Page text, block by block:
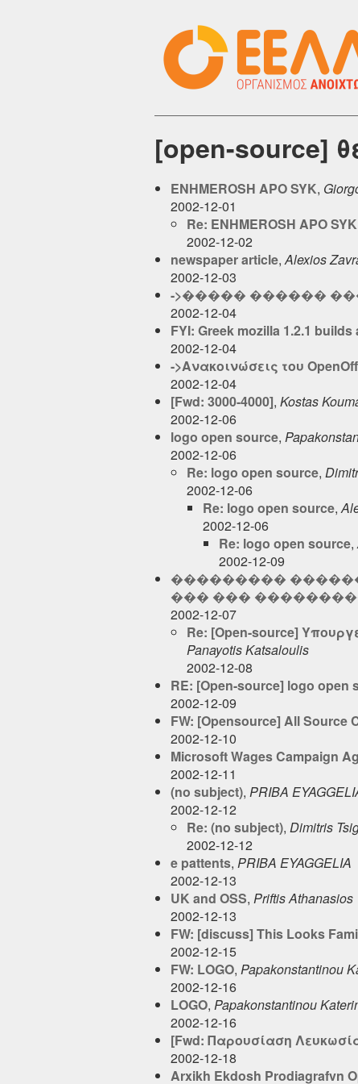
[open-source]
ENHMEROSH APO SYK,
2002-12-01
Re: ENHMEROSH APO SYK
2002-12-02
newspaper article,Alexios
2002-12-03
->����� ������
2002-12-04
FYI: Greek mozilla 1.2.1 builds
2002-12-04
->Aνακοινώσεις του
2002-12-04
[Fwd: 3000-4000], Kostas
2002-12-06
logo open source,
2002-12-06
Re: logo open source,
2002-12-06
Re: logo open source,
2002-12-06
Re: logo open source,
2002-12-09
���������
��� ���
2002-12-07
Re: [Open-source]
Panayotis Katsaloulis
2002-12-08
RE: [Open-source] logo open
2002-12-09
FW: [Opensource] All Source
2002-12-10
Microsoft Wages Campaign
2002-12-11
(no subject), PRIBA
2002-12-12
Re: (no subject), Dimitris
2002-12-12
e pattents, PRIBA EYAGGELIA
2002-12-13
UK and OSS, Priftis Athanasios
2002-12-13
FW: [discuss] This Looks
2002-12-15
FW: LOGO, Papakonstantinou
2002-12-16
LOGO, Papakonstantinou
2002-12-16
[Fwd: Παρουσίαση
2002-12-18
Arxikh Ekdosh Prodiagrafvn